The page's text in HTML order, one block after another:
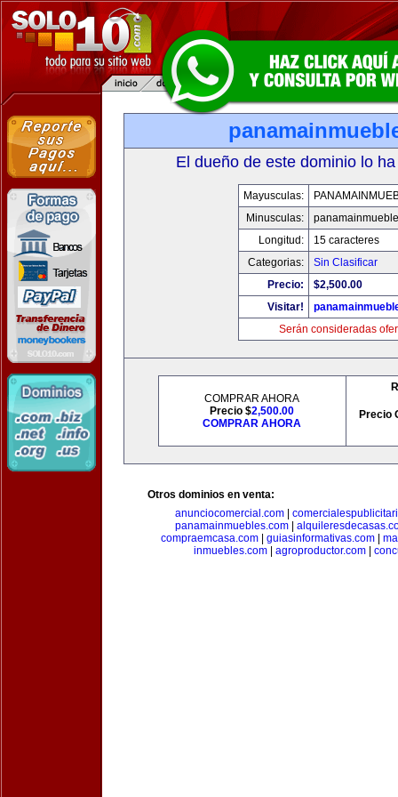
El dueño de este dominio lo
Mayusculas:
Minusculas:
Longitud:
15 caracteres
Categorias:
Sin Clasificar
Precio:
$2,500.00
Visitar!
Serán consideradas
COMPRAR AHORA
Precio $2,500.00
COMPRAR AHORA
Precio
Otros dominios en venta:
anunciocomercial.com
panamainmuebles.com|
compraemcasa.com
guiasinformativas.com
inmuebles.com
agroproductor.com